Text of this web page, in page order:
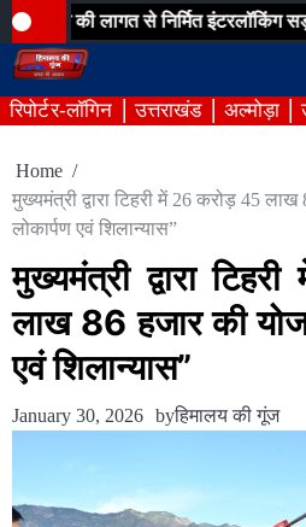
Skip
to
content
से निर्मित इंटरलॉकिंग सड़क निर्माण का
रिपोर्टर-लॉगिन उत्तराखंड अल्मोड़ा
Home
मुख्यमंत्री द्वारा टिहरी में 26 करोड़ 45
लोकार्पण एवं शिलान्यास”
मुख्यमंत्री द्वारा
लाख 86 हजार की
एवं शिलान्यास”
January 30, 2026 byहिमालय की गूंज